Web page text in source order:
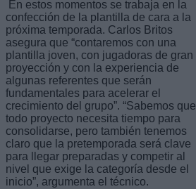
En estos momentos se trabaja en la
confección de la plantilla de cara a la
próxima temporada. Carlos Britos
asegura que “contaremos con una
plantilla joven, con jugadoras de gran
proyección y con la experiencia de
algunas referentes que serán
fundamentales para acelerar el
crecimiento del grupo”. “Sabemos que
todo proyecto necesita tiempo para
consolidarse, pero también tenemos
claro que la pretemporada será clave
para llegar preparadas y competir al
nivel que exige la categoría desde el
inicio”, argumenta el técnico.